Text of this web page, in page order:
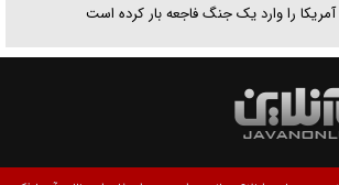
را وارد یک جنگ فاجعه بار کرده است